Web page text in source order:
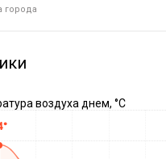
города
воздуха днем, °C